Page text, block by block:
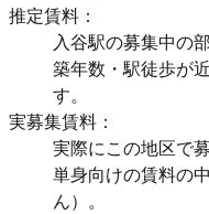
推定賃料：
入谷駅の募集中の
築年数・駅徒歩が
す。
実募集賃料：
実際にこの地区で
単身向けの賃料の
ん）。